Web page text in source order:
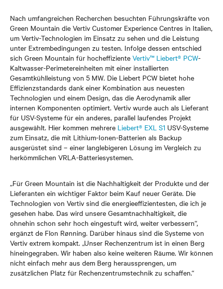
Nach umfangreichen Recherchen besuchten Führungskräfte von
Green Mountain die Vertiv Customer Experience Centres in Italien,
um Vertiv-Technologien im Einsatz zu sehen und die Leistung
unter Extrembedingungen zu testen. Infolge dessen entschied
sich Green Mountain für hocheffiziente Vertiv™ Liebert® PCW-
Kaltwasser-Perimetereinheiten mit einer installierten
Gesamtkühlleistung von 5 MW. Die Liebert PCW bietet hohe
Effizienzstandards dank einer Kombination aus neuesten
Technologien und einem Design, das die Aerodynamik aller
internen Komponenten optimiert. Vertiv wurde auch als Lieferant
für USV-Systeme für ein anderes, parallel laufendes Projekt
ausgewählt. Hier kommen mehrere Liebert® EXL S1 USV-Systeme
zum Einsatz, die mit Lithium-Ionen-Batterien als Backup
ausgerüstet sind – einer langlebigeren Lösung im Vergleich zu
herkömmlichen VRLA-Batteriesystemen.
„Für Green Mountain ist die Nachhaltigkeit der Produkte und der
Lieferanten ein wichtiger Faktor beim Kauf neuer Geräte. Die
Technologien von Vertiv sind die energieeffizientesten, die ich je
gesehen habe. Das wird unsere Gesamtnachhaltigkeit, die
ohnehin schon sehr hoch eingestuft wird, weiter verbessern“,
ergänzt de Flon Rønning. Darüber hinaus sind die Systeme von
Vertiv extrem kompakt. „Unser Rechenzentrum ist in einen Berg
hineingegraben. Wir haben also keine weiteren Räume. Wir können
nicht einfach mehr aus dem Berg heraussprengen, um
zusätzlichen Platz für Rechenzentrumstechnik zu schaffen.“